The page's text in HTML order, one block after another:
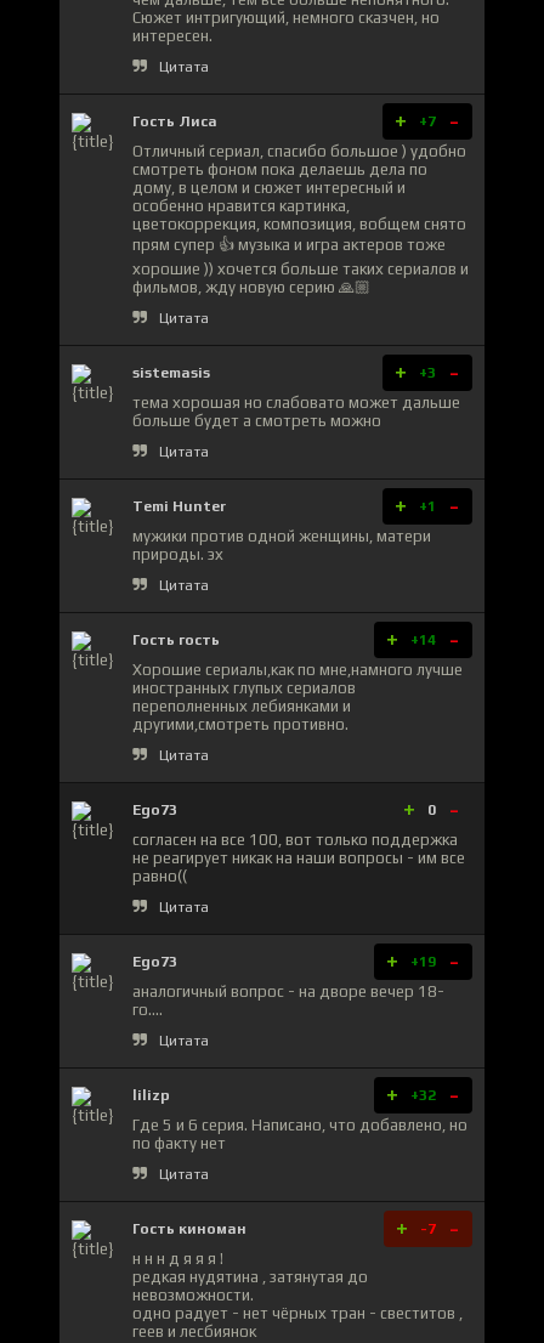
Сюжет интригующий, немного сказчен, но
интересен.
Цитата
Гость Лиса + +7 -
Отличный сериал, спасибо большое ) удобно
смотреть фоном пока делаешь дела по
дому, в целом и сюжет интересный и
особенно нравится картинка,
цветокоррекция, композиция, вобщем снято
прям супер 👍 музыка и игра актеров тоже
хорошие )) хочется больше таких сериалов и
фильмов, жду новую серию 🙏🏼
Цитата
sistemasis + +3 -
тема хорошая но слабовато может дальше
больше будет а смотреть можно
Цитата
Temi Hunter + +1 -
мужики против одной женщины, матери
природы. эх
Цитата
Гость гость + +14 -
Хорошие сериалы,как по мне,намного лучше
иностранных глупых сериалов
переполненных лебиянками и
другими,смотреть противно.
Цитата
Ego73 + 0 -
согласен на все 100, вот только поддержка
не реагирует никак на наши вопросы - им все
равно((
Цитата
Ego73 + +19 -
аналогичный вопрос - на дворе вечер 18-
го....
Цитата
lilizp + +32 -
Где 5 и 6 серия. Написано, что добавлено, но
по факту нет
Цитата
Гость киноман + -7 -
н н н д я я я !
редкая нудятина , затянутая до
невозможности.
одно радует - нет чёрных тран - свеститов ,
геев и лесбиянок